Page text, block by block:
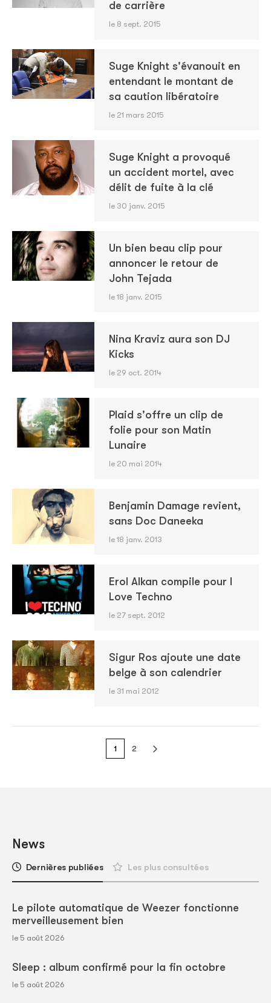
de carrière
le 8 sept. 2015
Suge Knight s'évanouit en
entendant le montant de
sa caution libératoire
le 21 mars 2015
Suge Knight a provoqué
un accident mortel, avec
délit de fuite à la clé
le 30 janv. 2015
Un bien beau clip pour
annoncer le retour de
John Tejada
le 18 janv. 2015
Nina Kraviz aura son DJ
Kicks
le 29 oct. 2014
Plaid s'offre un clip de
folie pour son Matin
Lunaire
le 20 mai 2014
Benjamin Damage revient,
sans Doc Daneeka
le 18 janv. 2013
Erol Alkan compile pour I
Love Techno
le 27 sept. 2012
Sigur Ros ajoute une date
belge à son calendrier
le 31 mai 2012
1 2
News
Dernières publiées Les plus consultées
Le pilote automatique de Weezer fonctionne
merveilleusement bien
le 5 août 2026
Sleep : album confirmé pour la fin octobre
le 5 août 2026